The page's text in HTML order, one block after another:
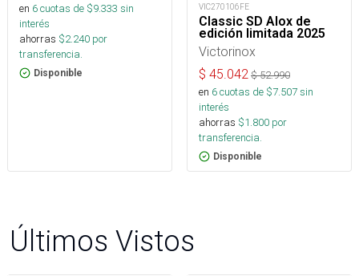
en 6cuotas de $9.333 sin
interés
ahorras $2.240 por
transferencia.
Disponible
VIC270106FE
Classic SD Alox de
edición limitada 2025
Victorinox
$ 45.042 $52.990
en 6cuotas de $7.507sin
interés
ahorras $1.800 por
transferencia.
Disponible
Últimos Vistos